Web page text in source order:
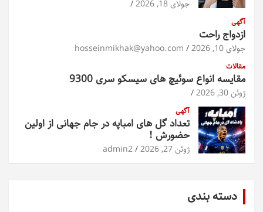
جولای 18, 2026
آگهی
ازدواج راحت
جولای 10, 2026 hosseinmikhak@yahoo.com
مقالات
مقایسه انواع سوئیچ های سیسکو سری 9300
ژوئن 30, 2026
آگهی
تعداد گل های امباپه در جام جهانی از اولین
حضورش !
ژوئن 27, 2026 admin2
دسته بندی